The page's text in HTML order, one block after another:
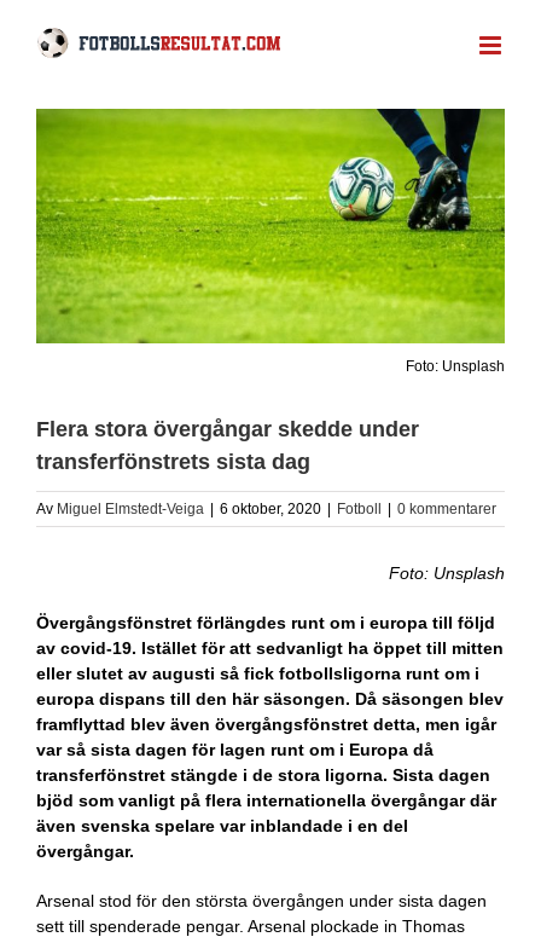
innehållet
Foto: Unsplash
Flera stora övergångar skedde under
transferfönstrets sista dag
Av Miguel Elmstedt-Veiga 6 oktober, 2020 Fotboll 0 kommentarer
Foto: Unsplash
Övergångsfönstret förlängdes runt om i europa till följd
av covid-19. Istället för att sedvanligt ha öppet till mitten
eller slutet av augusti så fick fotbollsligorna runt om i
europa dispans till den här säsongen. Då säsongen blev
framflyttad blev även övergångsfönstret detta, men igår
var så sista dagen för lagen runt om i Europa då
transferfönstret stängde i de stora ligorna. Sista dagen
bjöd som vanligt på flera internationella övergångar där
även svenska spelare var inblandade i en del
övergångar.
Arsenal stod för den största övergången under sista dagen
sett till spenderade pengar. Arsenal plockade in Thomas